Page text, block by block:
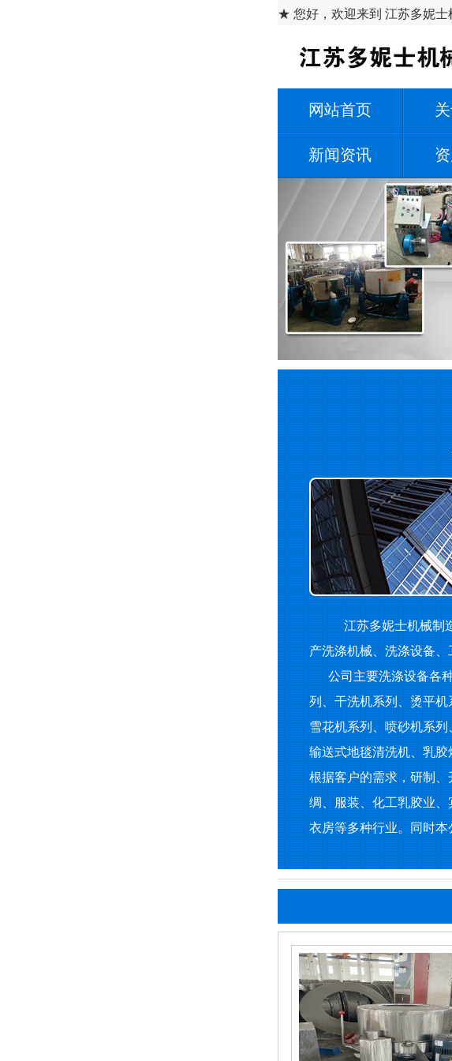
★ 您好，欢迎来到 江苏多妮士
网站首页
新闻资讯
江苏多妮士机械制
产洗涤机械、洗涤设备
公司主要洗涤设备各种
列、干洗机系列、烫平
雪花机系列、喷砂机系
输送式地毯清洗机、乳
根据客户的需求，研制
绸、服装、化工乳胶业
衣房等多种行业。同时